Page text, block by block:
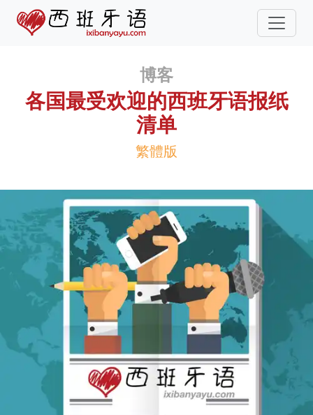
博客
各国最受欢迎的西班牙语报纸
清单
繁體版